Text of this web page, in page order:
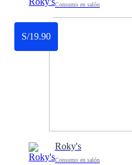
Consumo en salón
S/19.90
Roky's
Consumo en salón